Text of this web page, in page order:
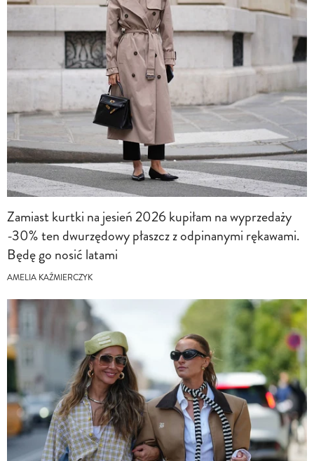
Zamiast kurtki na jesień 2026 kupiłam na wyprzedaży
-30% ten dwurzędowy płaszcz z odpinanymi rękawami.
Będę go nosić latami
AMELIA KAŹMIERCZYK